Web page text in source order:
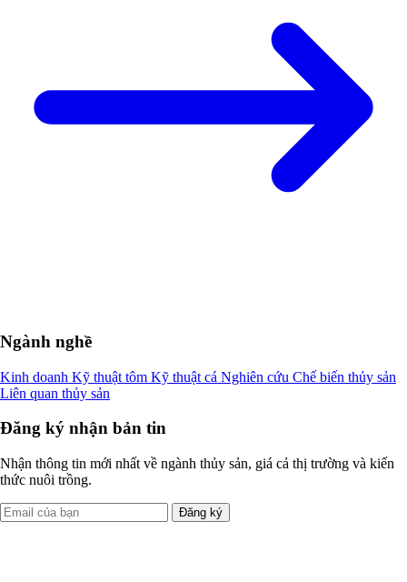
Ngành nghề
Kinh doanh Kỹ thuật tôm Kỹ thuật cá Nghiên cứu Chế biến thủy sản
Liên quan thủy sản
Đăng ký nhận bản tin
Nhận thông tin mới nhất về ngành thủy sản, giá cả thị trường và kiến
thức nuôi trồng.
Đăng ký